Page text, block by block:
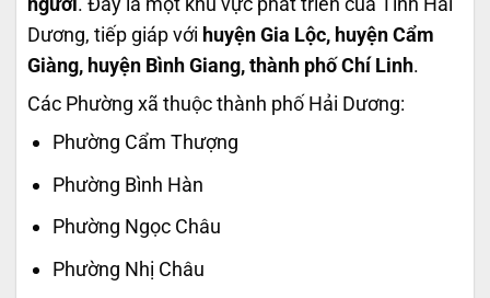
Dương, tiếp giáp với huyện Gia Lộc, huyện Cẩm
Giàng, huyện Bình Giang, thành phố Chí Linh.
Các Phường xã thuộc thành phố Hải Dương:
Phường Cẩm Thượng
Phường Bình Hàn
Phường Ngọc Châu
Phường Nhị Châu